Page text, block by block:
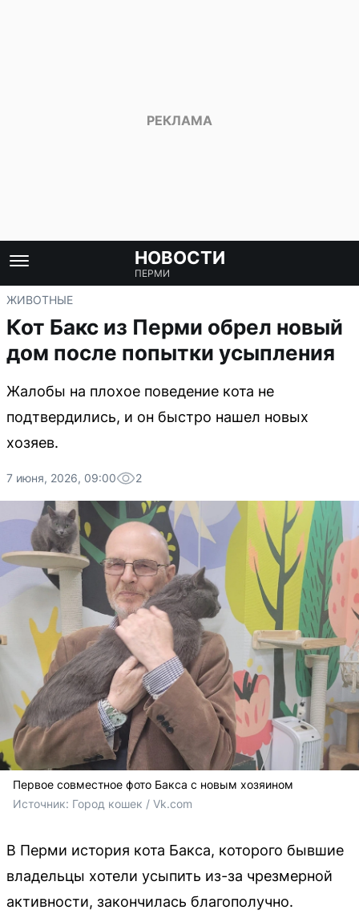
НОВОСТИ
ПЕРМИ
ЖИВОТНЫЕ
Кот Бакс из Перми обрел новый
дом после попытки усыпления
Жалобы на плохое поведение кота не
подтвердились, и он быстро нашел новых
хозяев.
7 июня, 2026, 09:00 2
Первое совместное фото Бакса с новым хозяином
Источник: Город кошек / Vk.com
В Перми история кота Бакса, которого бывшие
владельцы хотели усыпить из-за чрезмерной
активности, закончилась благополучно.